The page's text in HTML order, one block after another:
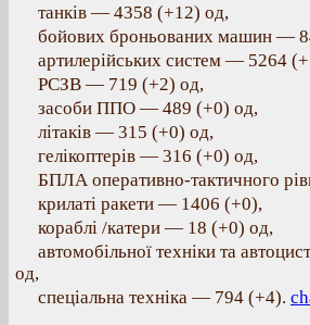
танків — 4358 (+12) од,
бойових броньованих машин —
артилерійських систем — 5264
РСЗВ — 719 (+2) од,
засоби ППО — 489 (+0) од,
літаків — 315 (+0) од,
гелікоптерів — 316 (+0) од,
БПЛА оперативно-тактичного
крилаті ракети — 1406 (+0),
кораблі /катери — 18 (+0) од,
автомобільної техніки та
од,
спеціальна техніка — 794 (+4).